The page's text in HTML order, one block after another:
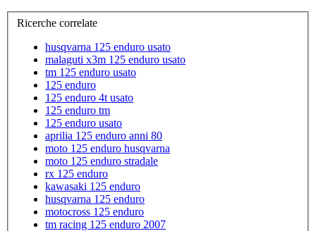
Ricerche correlate
husqvarna 125 enduro usato
malaguti x3m 125 enduro usato
tm 125 enduro usato
125 enduro
125 enduro 4t usato
125 enduro tm
125 enduro usato
aprilia 125 enduro anni 80
moto 125 enduro husqvarna
moto 125 enduro stradale
rx 125 enduro
kawasaki 125 enduro
husqvarna 125 enduro
motocross 125 enduro
tm racing 125 enduro 2007